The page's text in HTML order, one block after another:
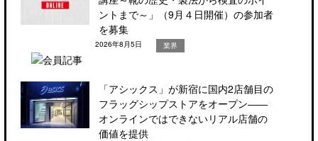
ントまで～」（9月４日開催）の参加者
を募集
2026年8月5日 業界
「アシックス」が新宿に国内2店舗目の
フラッグシップストアをオープン――
オンラインではできないリアル店舗の
価値を提供